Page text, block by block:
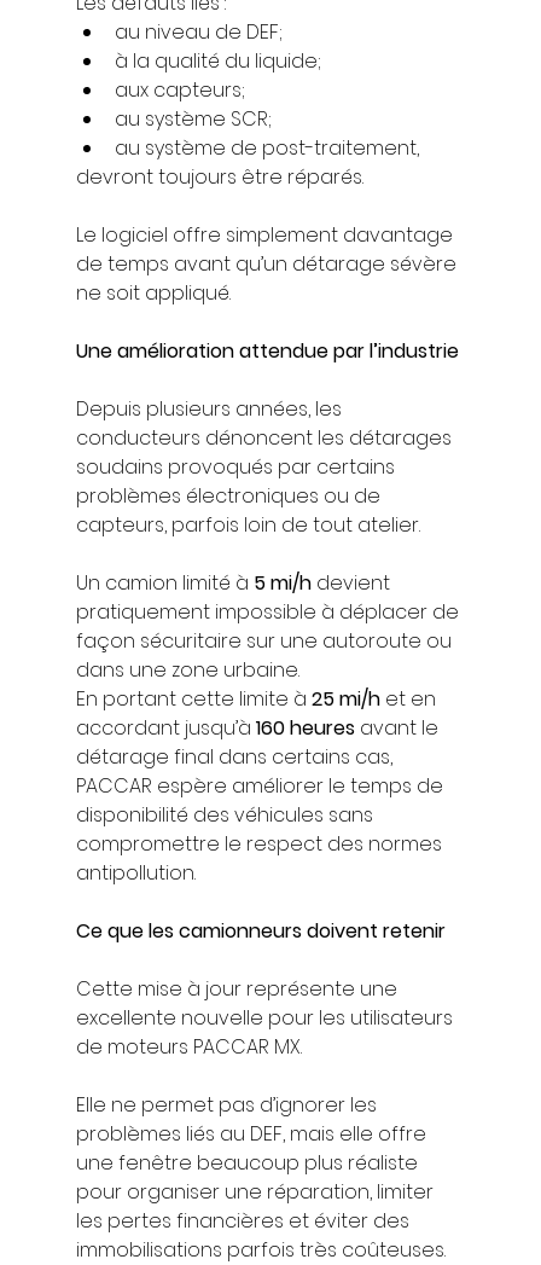
au niveau de DEF;
à la qualité du liquide;
aux capteurs;
au système SCR;
au système de post-traitement,
devront toujours être réparés.
Le logiciel offre simplement davantage
de temps avant qu’un détarage sévère
ne soit appliqué.
Une amélioration attendue par l’industrie
Depuis plusieurs années, les
conducteurs dénoncent les détarages
soudains provoqués par certains
problèmes électroniques ou de
capteurs, parfois loin de tout atelier.
Un camion limité à 5 mi/h devient
pratiquement impossible à déplacer de
façon sécuritaire sur une autoroute ou
dans une zone urbaine.
En portant cette limite à 25 mi/h et en
accordant jusqu’à 160 heures avant le
détarage final dans certains cas,
PACCAR espère améliorer le temps de
disponibilité des véhicules sans
compromettre le respect des normes
antipollution.
Ce que les camionneurs doivent retenir
Cette mise à jour représente une
excellente nouvelle pour les utilisateurs
de moteurs PACCAR MX.
Elle ne permet pas d’ignorer les
problèmes liés au DEF, mais elle offre
une fenêtre beaucoup plus réaliste
pour organiser une réparation, limiter
les pertes financières et éviter des
immobilisations parfois très coûteuses.